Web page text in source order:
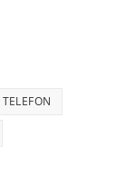
TELEFON